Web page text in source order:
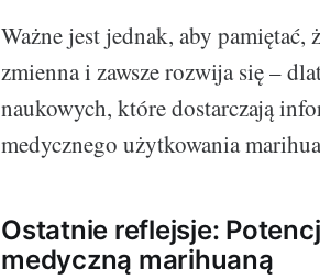
Ważne jest jednak, aby
zmienna i zawsze rozwija się –
naukowych, które dostarczają
medycznego użytkowania
Ostatnie reflejsje:
medyczną marihuaną